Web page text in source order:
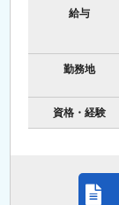
給与
勤務地
資格・経験